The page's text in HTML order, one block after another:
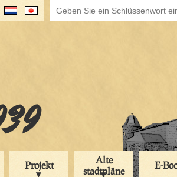
Projekt
Alte
stadtpläne
E-